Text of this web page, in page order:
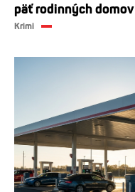
päť rodinných domov
Krimi